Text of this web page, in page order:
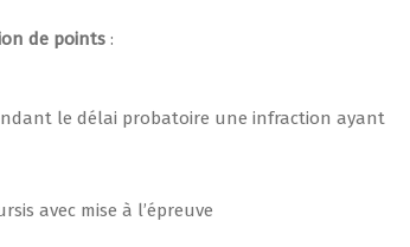
de points :
le délai probatoire une infraction ayant
avec mise à l’épreuve